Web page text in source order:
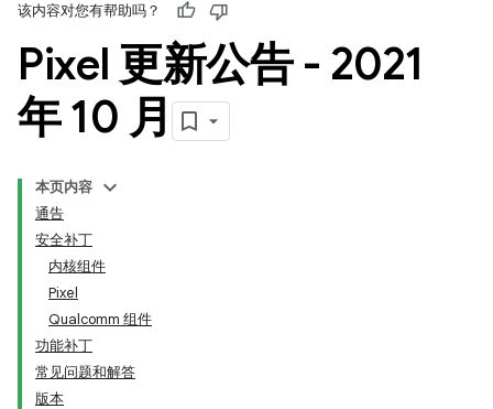
该内容对您有帮助吗？
Pixel 更新公告 - 2021
年 10 月
本页内容
通告
安全补丁
内核组件
Pixel
Qualcomm 组件
功能补丁
常见问题和解答
版本